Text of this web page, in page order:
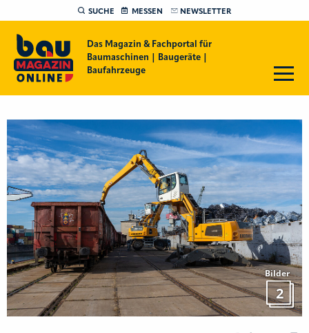
SUCHE MESSEN NEWSLETTER
Das Magazin & Fachportal für
Baumaschinen | Baugeräte |
Baufahrzeuge
Bilder
2